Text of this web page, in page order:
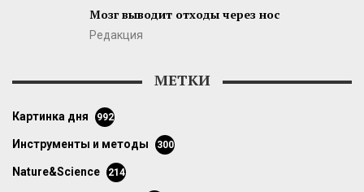
Мозг выводит отходы через нос
Редакция
МЕТКИ
картинка дня 992
инструменты и методы 300
Nature&Science 214